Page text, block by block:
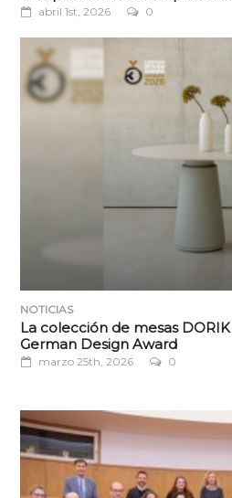
abril 1st, 2026 0
NOTICIAS
La colección de mesas
German Design Award
marzo 25th, 2026 0